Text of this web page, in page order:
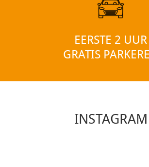
EERSTE 2 UUR
GRATIS
INSTAGRAM